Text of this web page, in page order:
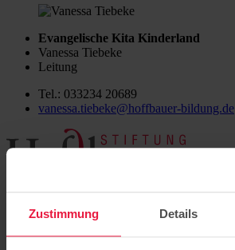
Zustimmung Details
Evangelische Kita Kinderland
Vanessa Tiebeke
Leitung
Tel.: 033234 20689
vanessa.tiebeke@hoffbauer-bildung.de
Sitz der Stiftung: Potsdam
Hermannswerder 7
14473 Potsdam